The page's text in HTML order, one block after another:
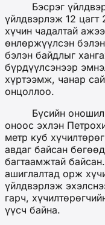
Бэсрэг үйлдвэр
үйлдвэрлэж 12 цагт
хүчин чадалтай
өнлөржүүлсэн
бэлэн байдлыг
бүрдүүлсэнээр
хүртээмж, чанар
онцоллоо.
Бүсийн
оноос эхлэн
метр куб
авдаг байсан
багтаамжтай
ашиглалтад орж
үйлдвэрлэж
гарч,
үүсч байна.